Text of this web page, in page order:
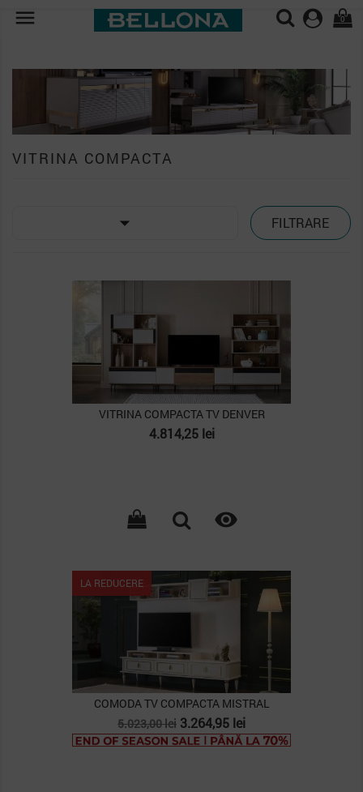
 0
VITRINA COMPACTA
 FILTRARE
VITRINA COMPACTA TV DENVER
Pret
4.814,25 lei

LA REDUCERE
COMODA TV COMPACTA MISTRAL
Pret
de
5.023,00 lei Pret
3.264,95 lei